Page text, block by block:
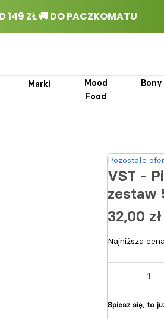
Marki
Mood
Food
Bony
Pozostałe
VST -
zestaw
32,00 zł
Najniższa
Spiesz się, to